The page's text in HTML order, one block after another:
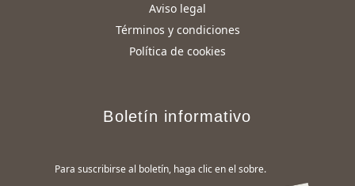
Aviso legal
Términos y condiciones
Política de cookies
Boletín informativo
Para suscribirse al boletín, haga clic en el sobre.